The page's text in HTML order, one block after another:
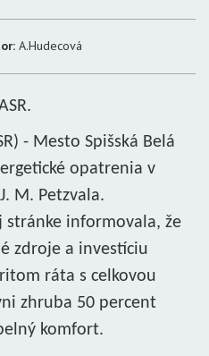
A.Hudecová
- Mesto Spišská Belá
opatrenia v
M. Petzvala.
stránke informovala, že
zdroje a investíciu
ráta s celkovou
zhruba 50 percent
komfort.